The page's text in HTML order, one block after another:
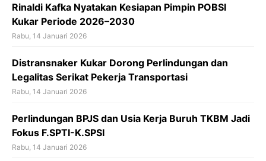
Rinaldi Kafka Nyatakan Kesiapan Pimpin POBSI
Kukar Periode 2026–2030
Rabu, 14 Januari 2026
Distransnaker Kukar Dorong Perlindungan dan
Legalitas Serikat Pekerja Transportasi
Rabu, 14 Januari 2026
Perlindungan BPJS dan Usia Kerja Buruh TKBM Jadi
Fokus F.SPTI-K.SPSI
Rabu, 14 Januari 2026